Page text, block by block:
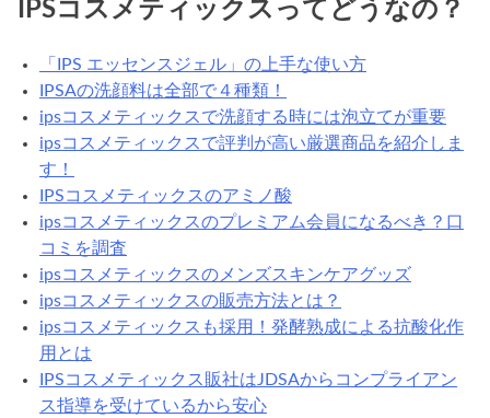
IPSコスメティックスってどうなの？
「IPS エッセンスジェル」の上手な使い方
IPSAの洗顔料は全部で４種類！
ipsコスメティックスで洗顔する時には泡立てが重要
ipsコスメティックスで評判が高い厳選商品を紹介しま
す！
IPSコスメティックスのアミノ酸
ipsコスメティックスのプレミアム会員になるべき？口
コミを調査
ipsコスメティックスのメンズスキンケアグッズ
ipsコスメティックスの販売方法とは？
ipsコスメティックスも採用！発酵熟成による抗酸化作
用とは
IPSコスメティックス販社はJDSAからコンプライアン
ス指導を受けているから安心